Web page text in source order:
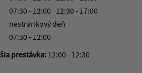
07:30 - 12:00 12:30 - 17:00
nestránkový deň
07:30 - 12:00
prestávka: 12:00 - 12:30